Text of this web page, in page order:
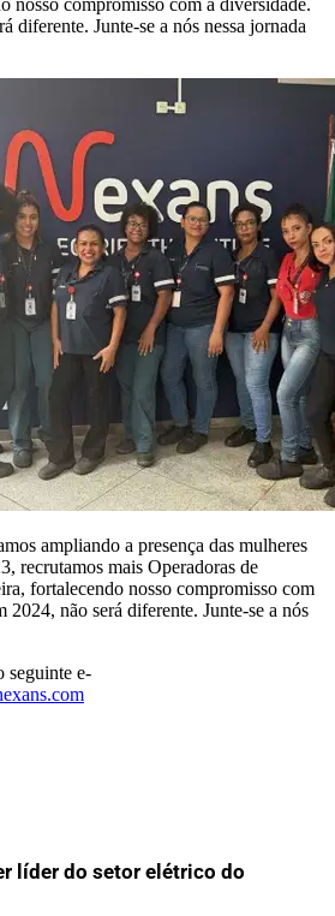
diferente. Junte-se a nós nessa jornada
ampliando a presença das mulheres
recrutamos mais Operadoras de
fortalecendo nosso compromisso com
2024, não será diferente. Junte-se a nós
seguinte e-
líder do setor elétrico do